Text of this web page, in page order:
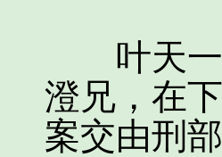
叶天一
澄兄，在
案交由刑